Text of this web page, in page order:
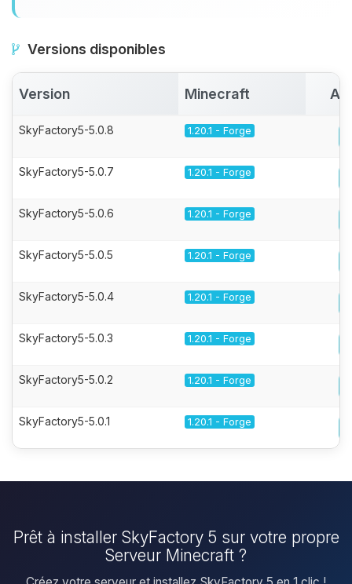
Versions disponibles
Version Minecraft
SkyFactory5-5.0.8 1.20.1 - Forge
SkyFactory5-5.0.7 1.20.1 - Forge
SkyFactory5-5.0.6 1.20.1 - Forge
SkyFactory5-5.0.5 1.20.1 - Forge
SkyFactory5-5.0.4 1.20.1 - Forge
SkyFactory5-5.0.3 1.20.1 - Forge
SkyFactory5-5.0.2 1.20.1 - Forge
SkyFactory5-5.0.1 1.20.1 - Forge
Prêt à installer SkyFactory 5 sur votre propre
Serveur Minecraft ?